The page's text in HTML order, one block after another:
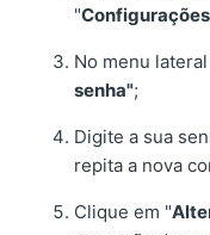
"Configurações
No menu
senha";
Digite a sua
repita a nova
Clique em "